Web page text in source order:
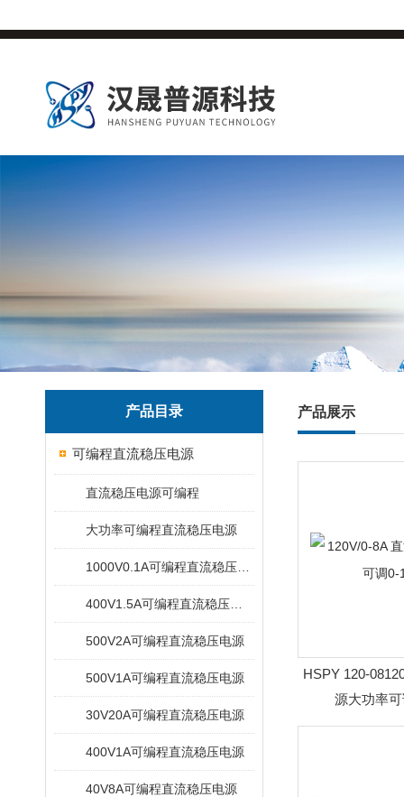
产品目录
可编程直流稳压电源
直流稳压电源可编程
大功率可编程直流稳压电源
500V2A可编程直流稳压电源
500V1A可编程直流稳压电源
30V20A可编程直流稳压电源
400V1A可编程直流稳压电源
40V8A可编程直流稳压电源
产品展示
HSPY 120-
源大功率